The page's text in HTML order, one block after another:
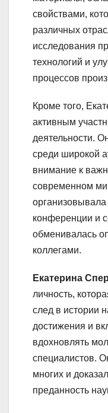
свойствами,
различных
исследования
технологий и
процессов
Кроме того,
активным
деятельности.
среди широкой
внимание к
современном
конференции и
обменивалась
коллегами.
Екатерина
личность,
след в истории
достижения и
вдохновлять
специалистов.
многих и
преданность